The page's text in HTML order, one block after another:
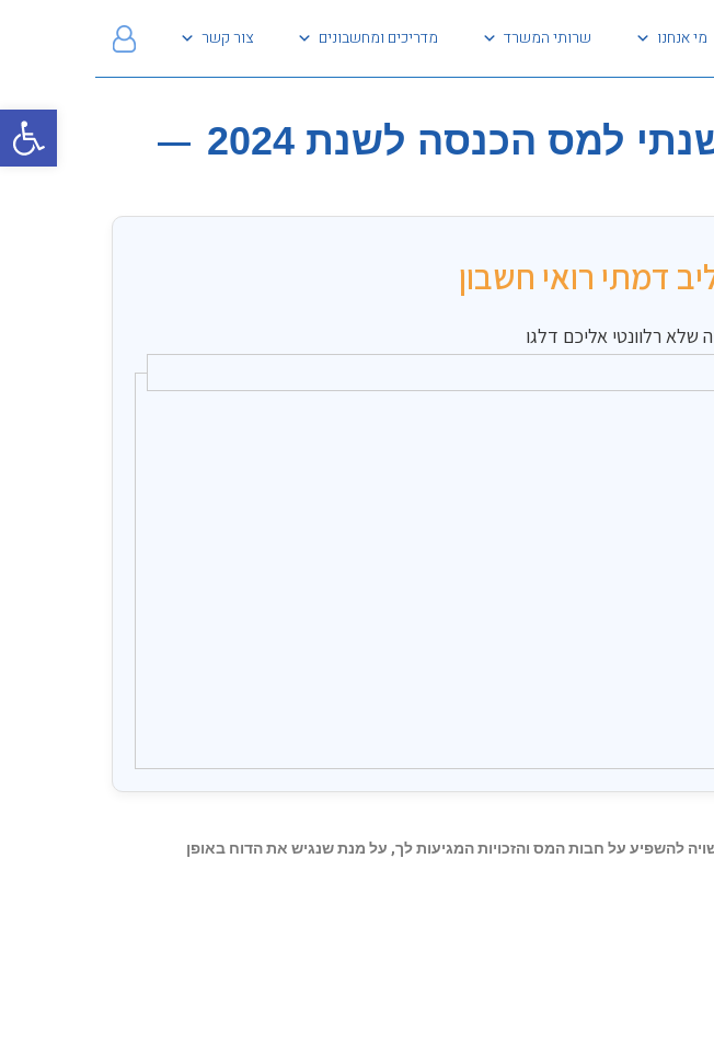
מי אנחנו שרותי המשרד מדריכים ומחשבונים צור קשר
למס הכנסה לשנת 2024
דמתי רואי חשבון
רלוונטי אליכם דלגו
להשפיע על חבות המס והזכויות המגיעות לך, על מנת שנגיש את הדוח באופן